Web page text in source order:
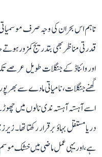
تاہم اس بحران کی وجہ صرف
قدرتی مناظر بھی بتدریج کمزور ہوتے
اور وائناڈ کے جنگلات طویل عرصے
گھنے جنگلات، نامیاتی مادے سے
اسے آہستہ آہستہ ندی نالوں میں
دریا مستقل بہاؤ برقرار رکھتا تھا۔
ہے، اور یہی عمل ماضی میں خشک موسم